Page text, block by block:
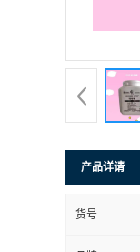
产品详请
货号